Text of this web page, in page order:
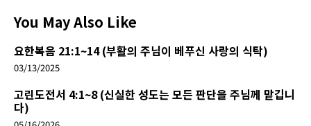
You May Also Like
요한복음 21:1~14 (부활의 주님이 베푸신 사랑의 식탁)
03/13/2025
고린도전서 4:1~8 (신실한 성도는 모든 판단을 주님께 맡깁니
다)